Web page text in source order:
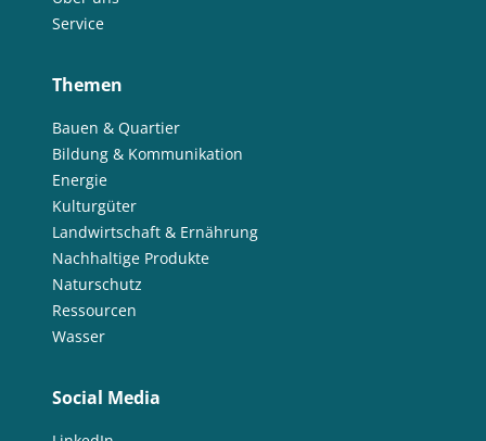
Service
Themen
Bauen & Quartier
Bildung & Kommunikation
Energie
Kulturgüter
Landwirtschaft & Ernährung
Nachhaltige Produkte
Naturschutz
Ressourcen
Wasser
Social Media